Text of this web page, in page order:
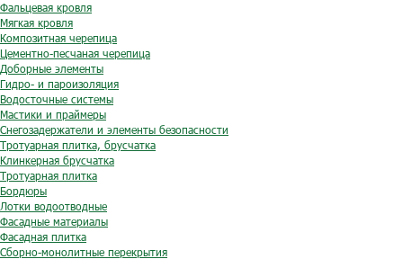
Фальцевая кровля
Мягкая кровля
Композитная черепица
Цементно-песчаная черепица
Доборные элементы
Гидро- и пароизоляция
Водосточные системы
Мастики и праймеры
Снегозадержатели и элементы безопасности
Тротуарная плитка, брусчатка
Клинкерная брусчатка
Тротуарная плитка
Бордюры
Лотки водоотводные
Фасадные материалы
Фасадная плитка
Сборно-монолитные перекрытия